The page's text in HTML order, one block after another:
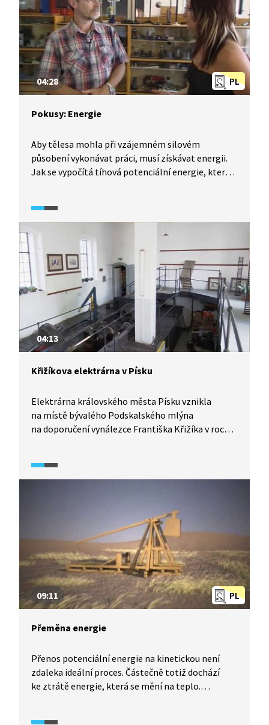
PL
04:28
Pokusy: Energie
Aby tělesa mohla při vzájemném silovém
působení vykonávat práci, musí získávat energii.
Jak se vypočítá tíhová potenciální energie, kterou
to i naopak. Všude, kde je přírůstek nebo úbytek
se neztrácí, pouze se přeměňuje. Například
polohová energie se může přeměnit v energii
pohybovou. Ve vodních elektrárnách se přeměňuje
pohybová energie v elektrickou.
04:13
Křižíkova elektrárna v Písku
Elektrárna královského města Písku vznikla
na místě bývalého Podskalského mlýna
na doporučení vynálezce Františka Křižíka v roce
z našich prvních měst se stálým elektrickým
PL
09:11
Přeměna energie
Přenos potenciální energie na kinetickou není
zdaleka ideální proces. Částečně totiž dochází
ke ztrátě energie, která se mění na teplo.